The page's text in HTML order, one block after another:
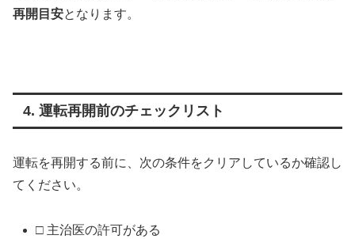
再開目安となります。
4. 運転再開前のチェックリスト
運転を再開する前に、次の条件をクリアしているか確認し
てください。
□ 主治医の許可がある